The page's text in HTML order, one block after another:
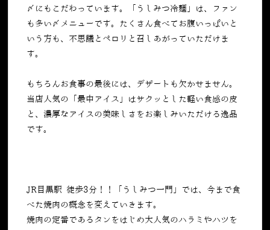
〆にもこだわっています。「うしみつ冷麺」は、ファン
も多い〆メニューです。たくさん食べてお腹いっぱいと
いう方も、不思議とペロリと召しあがっていただけま
す。
もちろんお食事の最後には、デザートも欠かせません。
当店人気の「最中アイス」はサクッとした軽い食感の皮
と、濃厚なアイスの美味しさをお楽しみいただける逸品
です。
JR目黒駅 徒歩3分！！「うしみつ一門」では、今まで食
べた焼肉の概念を変えていきます。
焼肉の定番であるタンをはじめ大人気のハラミやハツを